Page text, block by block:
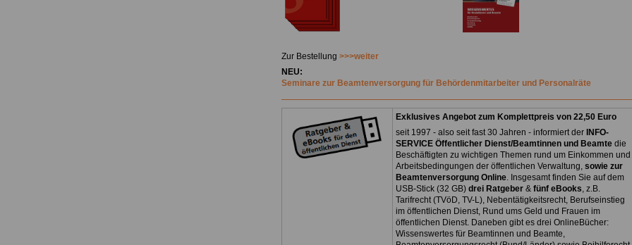
Zur Bestellung >>>weiter
NEU:
Seminare zur Beamtenversorgung für Behördenmitarbeiter und Personalräte
Exklusives Angebot zum Komplettpreis von 22,50 Euro
seit 1997 - also seit fast 30 Jahren - informiert der INFO-
SERVICE Öffentlicher Dienst/Beamtinnen und Beamtedie
Beschäftigten zu wichtigen Themen rund um Einkommen und
Arbeitsbedingungen der öffentlichen Verwaltung,sowie zur
Beamtenversorgung Online. Insgesamt finden Sie auf dem
USB-Stick (32 GB) drei Ratgeber& fünf eBooks, z.B.
Tarifrecht (TVöD, TV-L), Nebentätigkeitsrecht, Berufseinstieg
im öffentlichen Dienst, Rund ums Geld und Frauen im
öffentlichen Dienst. Daneben gibt es drei OnlineBücher:
Wissenswertes für Beamtinnen und Beamte,